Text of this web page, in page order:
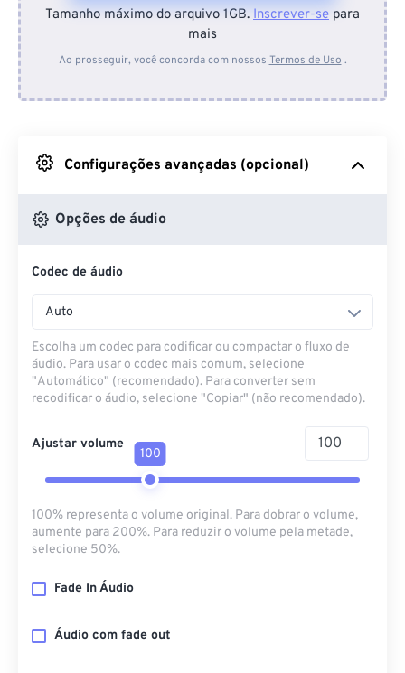
Do dispositivo
Do Google Drive
Do OneDrive
Tamanho máximo do arquivo 1GB. Inscrever-se para
mais
Ao prosseguir, você concorda com nossos Termos de Uso .
Configurações avançadas (opcional)
Opções de áudio
Codec de áudio
Auto
Escolha um codec para codificar ou compactar o fluxo de
áudio. Para usar o codec mais comum, selecione
"Automático" (recomendado). Para converter sem
recodificar o áudio, selecione "Copiar" (não recomendado).
Ajustar volume
100
100% representa o volume original. Para dobrar o volume,
aumente para 200%. Para reduzir o volume pela metade,
selecione 50%.
Fade In Áudio
Áudio com fade out